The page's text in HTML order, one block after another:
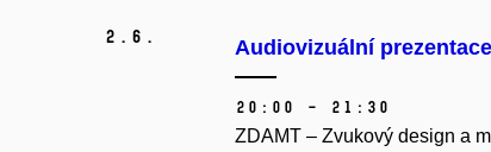
2. 6. Audiovizuální
20:00 – 21:30
ZDAMT – Zvukový design a